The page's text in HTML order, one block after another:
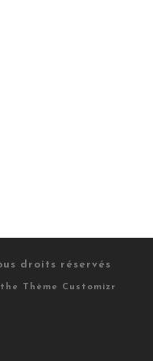
droits réservés
the Thème Customizr